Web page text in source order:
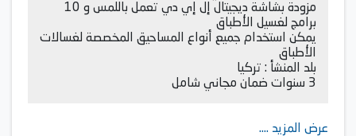
مزودة بشاشة ديجيتال إل إي دي تعمل باللمس و 10
برامج لغسيل الأطباق
يمكن استخدام جميع أنواع المساحيق المخصصة لغسالات
الأطباق
بلد المنشأ : تركيا
3 سنوات ضمان مجاني شامل
عرض المزيد ....